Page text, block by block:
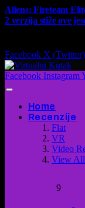
Aliens: Fireteam
2 verzija stiže ove
Facebook X (Twitter)
Facebook Instagram
Home
Recenzije
Flat
VR
Video
View All
9